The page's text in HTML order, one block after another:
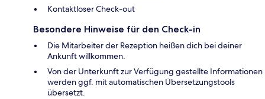
Kontaktloser Check-out
Besondere Hinweise für den Check-in
Die Mitarbeiter der Rezeption heißen dich bei deiner
Ankunft willkommen.
Von der Unterkunft zur Verfügung gestellte Informationen
werden ggf. mit automatischen Übersetzungstools
übersetzt.